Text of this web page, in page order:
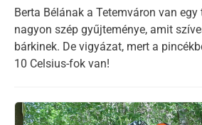
Berta Bélának a Tetemváron van
nagyon szép gyűjteménye, amit
bárkinek. De vigyázat, mert a
10 Celsius-fok van!